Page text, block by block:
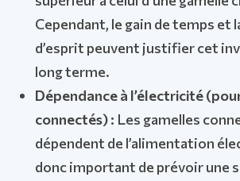
Cependant, le gain de temps et
d’esprit peuvent justifier cet
long terme.
Dépendance à l’électricité
connectés) : Les gamelles
dépendent de l’alimentation
donc important de prévoir une